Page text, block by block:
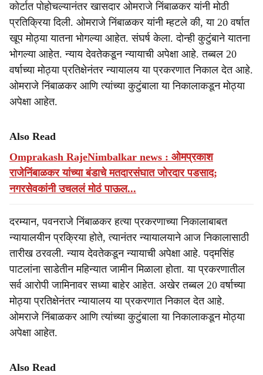
कोर्टात पोहोचल्यानंतर खासदार ओमराजे निंबाळकर यांनी मोठी
प्रतिक्रिया दिली. ओमराजे निंबाळकर यांनी म्हटले की, या 20 वर्षात
खूप मोठ्या यातना भोगल्या आहेत. संघर्ष केला. दोन्ही कुटुंबाने यातना
भोगल्या आहेत. न्याय देवतेकडून न्यायाची अपेक्षा आहे. तब्बल 20
वर्षाच्या मोठ्या प्रतिक्षेनंतर न्यायालय या प्रकरणात निकाल देत आहे.
ओमराजे निंबाळकर आणि त्यांच्या कुटुंबाला या निकालाकडून मोठ्या
अपेक्षा आहेत.
Also Read
Omprakash RajeNimbalkar news : ओमप्रकाश
राजेनिंबाळकर यांच्या बंडाचे मतदारसंघात जोरदार पडसाद;
नगरसेवकांनी उचललं मोठं पाऊल...
दरम्यान, पवनराजे निंबाळकर हत्या प्रकरणाच्या निकालाबाबत
न्यायालयीन प्रक्रिया होते, त्यानंतर न्यायालयाने आज निकालासाठी
तारीख ठरवली. न्याय देवतेकडून न्यायाची अपेक्षा आहे. पद्मसिंह
पाटलांना साडेतीन महिन्यात जामीन मिळाला होता. या प्रकरणातील
सर्व आरोपी जामिनावर सध्या बाहेर आहेत. अखेर तब्बल 20 वर्षाच्या
मोठ्या प्रतिक्षेनंतर न्यायालय या प्रकरणात निकाल देत आहे.
ओमराजे निंबाळकर आणि त्यांच्या कुटुंबाला या निकालाकडून मोठ्या
अपेक्षा आहेत.
Also Read